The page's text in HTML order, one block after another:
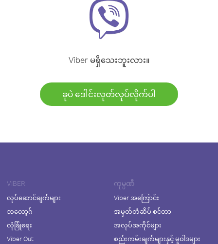
Viber မရှိသေးဘူးလား။
ခုပဲ ဒေါင်းလုတ်လုပ်လိုက်ပါ
VIBER
လုပ်ဆောင်ချက်များ
ဘလော့ဂ်
လုံခြုံရေး
Viber Out
ကုမ္ပဏီ
Viber အကြောင်း
အမှတ်တံဆိပ် စင်တာ
အလုပ်အကိုင်များ
စည်းကမ်းချက်များနှင့် မူဝါဒများ